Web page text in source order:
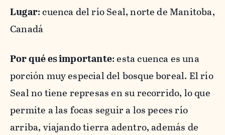
Lugar: cuenca del río Seal, norte de Manitoba,
Canadá
Por qué es importante: esta cuenca es una
porción muy especial del bosque boreal. El río
Seal no tiene represas en su recorrido, lo que
permite a las focas seguir a los peces río
arriba, viajando tierra adentro, además de